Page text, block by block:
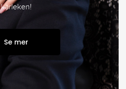
kärleken!
Se mer